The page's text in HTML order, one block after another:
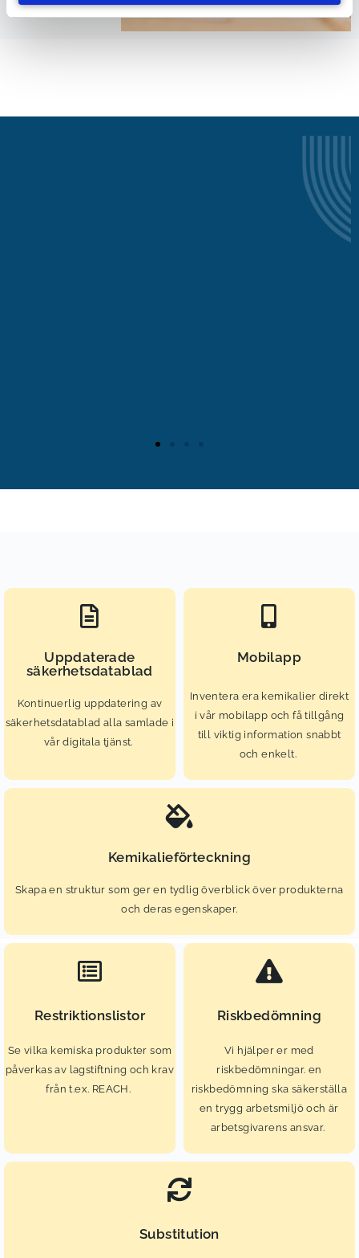
En smidig lösning som erbjuder det
Uppdaterade
säkerhetsdatablad
Kontinuerlig uppdatering av
säkerhetsdatablad alla samlade i
vår digitala tjänst.
Mobilapp
Inventera era kemikalier direkt
i vår mobilapp och få tillgång
till viktig information snabbt
och enkelt.
Kemikalieförteckning
Skapa en struktur som ger en tydlig överblick över produkterna
och deras egenskaper.
Restriktionslistor
Se vilka kemiska produkter som
påverkas av lagstiftning och krav
från t.ex. REACH.
Riskbedömning
Vi hjälper er med
riskbedömningar. en
riskbedömning ska säkerställa
en trygg arbetsmiljö och är
arbetsgivarens ansvar.
Substitution